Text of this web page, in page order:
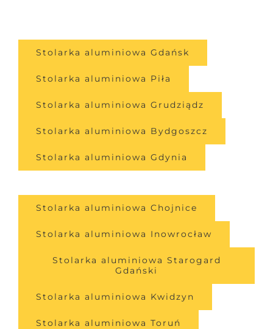
Stolarka aluminiowa Gdańsk
Stolarka aluminiowa Piła
Stolarka aluminiowa Grudziądz
Stolarka aluminiowa Bydgoszcz
Stolarka aluminiowa Gdynia
Stolarka aluminiowa Chojnice
Stolarka aluminiowa Inowrocław
Stolarka aluminiowa Starogard
Gdański
Stolarka aluminiowa Kwidzyn
Stolarka aluminiowa Toruń